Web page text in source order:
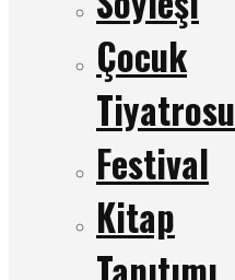
Çocuk
Tiyatrosu
Festival
Kitap